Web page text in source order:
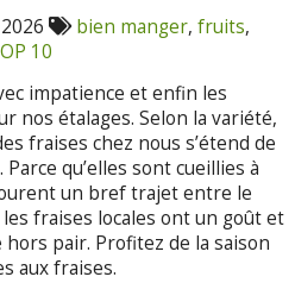
bien manger, fruits,
10
impatience et enfin les
nos étalages. Selon la variété,
fraises chez nous s’étend de
qu’elles sont cueillies à
un bref trajet entre le
fraises locales ont un goût et
pair. Profitez de la saison
aux fraises.